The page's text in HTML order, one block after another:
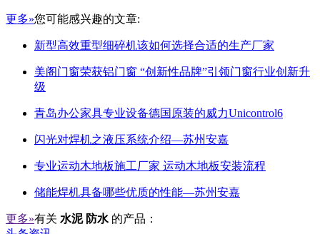
更多»您可能感兴趣的文章:
新型高效重型细碎机该如何选择合适的生产厂家
美阁门窗荣获铝门窗 “创新性品牌”引领门窗行业创新升
级
青岛办公家具专业设备德国原装的威力Unicontrol6
闪光对焊机之液压系统介绍—苏州安嘉
专业运动木地板施工厂家 运动木地板安装流程
储能焊机具备哪些优质的性能—苏州安嘉
更多»有关 水泥 防水 的产品：